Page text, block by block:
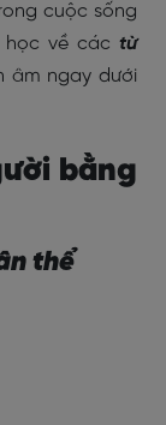
cuộc sống
học về các từ
âm ngay dưới
bằng
thể